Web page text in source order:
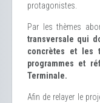
protagonistes.
Par les thèmes
transversale qui
concrètes et les
programmes et
Terminale.
Afin de relayer le